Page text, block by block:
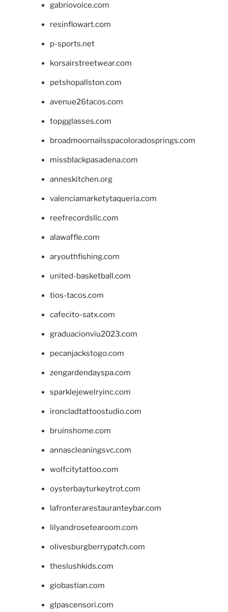
gabriovoice.com
resinflowart.com
p-sports.net
korsairstreetwear.com
petshopallston.com
avenue26tacos.com
topgglasses.com
broadmoornailsspacoloradosprings.com
missblackpasadena.com
anneskitchen.org
valenciamarketytaqueria.com
reefrecordsllc.com
alawaffle.com
aryouthfishing.com
united-basketball.com
tios-tacos.com
cafecito-satx.com
graduacionviu2023.com
pecanjackstogo.com
zengardendayspa.com
sparklejewelryinc.com
ironcladtattoostudio.com
bruinshome.com
annascleaningsvc.com
wolfcitytattoo.com
oysterbayturkeytrot.com
lafronterarestauranteybar.com
lilyandrosetearoom.com
olivesburgberrypatch.com
theslushkids.com
giobastian.com
glpascensori.com